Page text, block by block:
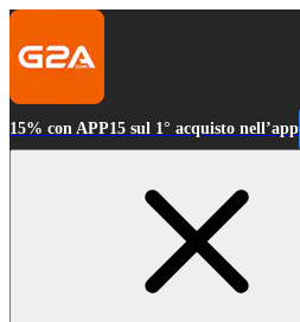
15% con APP15 sul 1° acquisto nell’app